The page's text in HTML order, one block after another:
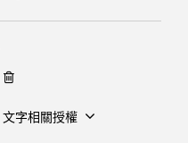
文字相關授權